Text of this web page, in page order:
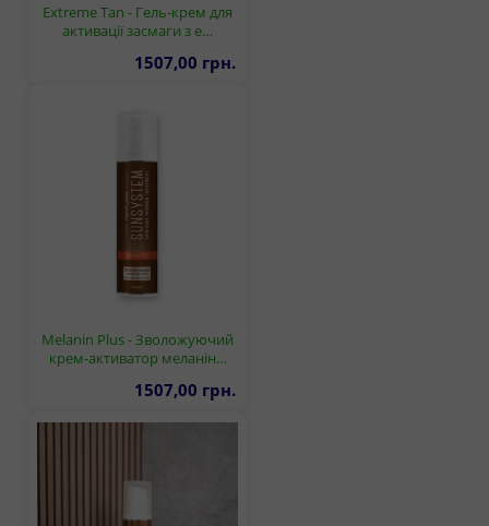
Extreme Tan - Гель-крем для
активації засмаги з е…
1507,00 грн.
Melanin Plus - Зволожуючий
крем-активатор меланін…
1507,00 грн.